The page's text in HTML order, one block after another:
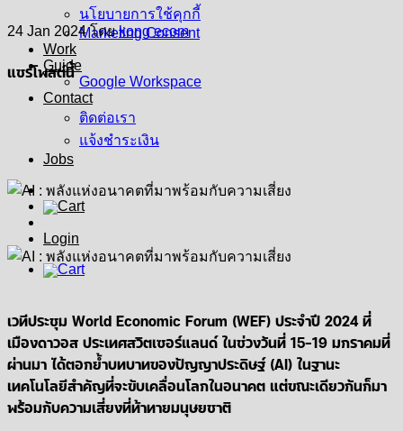
นโยบายการใช้คุกกี้
Marketing Consent
Work
Guide
Google Workspace
Contact
ติดต่อเรา
แจ้งชำระเงิน
Jobs
Login
24 Jan 2024โดยkong ecom
แชร์โพสต์นี้
เวทีประชุม World Economic Forum (WEF) ประจำปี 2024 ที่
เมืองดาวอส ประเทศสวิตเซอร์แลนด์ ในช่วงวันที่ 15-19 มกราคมที่
ผ่านมา ได้ตอกย้ำบทบาทของปัญญาประดิษฐ์ (AI) ในฐานะ
เทคโนโลยีสำคัญที่จะขับเคลื่อนโลกในอนาคต แต่ขณะเดียวกันก็มา
พร้อมกับความเสี่ยงที่ท้าทายมนุษยชาติ